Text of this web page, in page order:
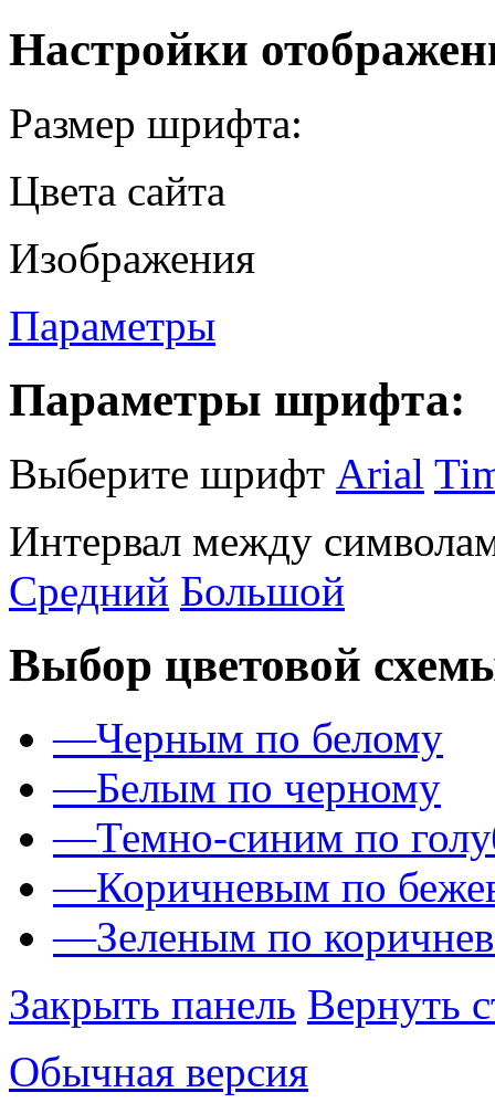
Настройки
Размер шрифта:
Цвета сайта
Изображения
Параметры
Параметры шрифта:
Выберите шрифт Arial
Интервал между
Средний Большой
Выбор цветовой
—Черным по белому
—Белым по черному
—Темно-синим по
—Коричневым по
—Зеленым по
Закрыть панель Вернуть
Обычная версия